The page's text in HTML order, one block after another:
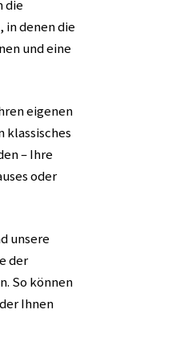
die
in denen die
und eine
eigenen
klassisches
– Ihre
oder
unsere
der
So können
Ihnen